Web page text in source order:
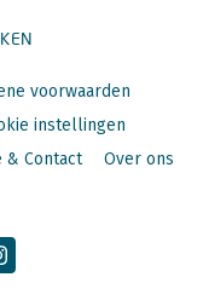
voorwaarden
instellingen
& Contact Over ons